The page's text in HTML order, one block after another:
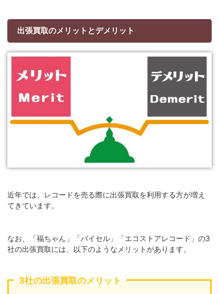
出張買取のメリットとデメリット
近年では、レコードを売る際に出張買取を利用する方が増え
てきています。
なお、「福ちゃん」「バイセル」「エコストアレコード」の3
社の出張買取には、以下のようなメリットがあります。
3社の出張買取のメリット